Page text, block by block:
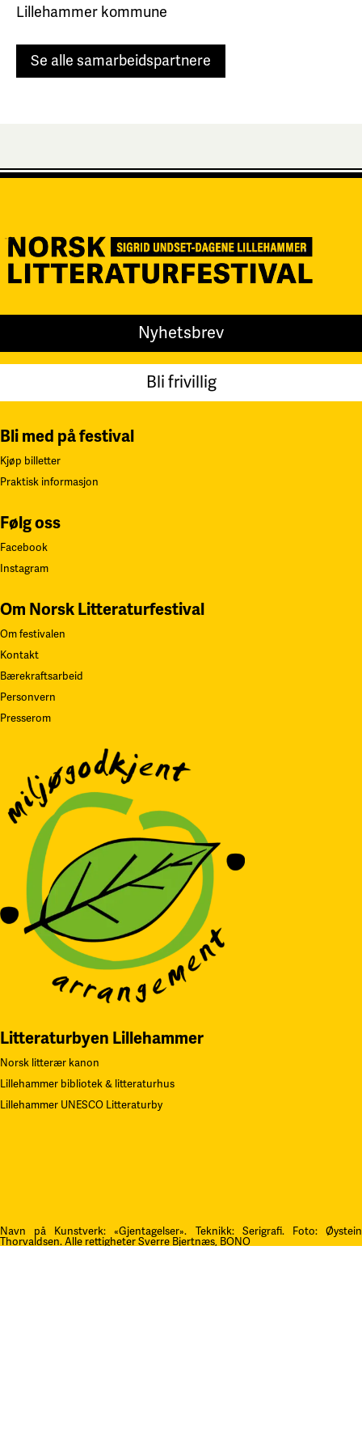
Lillehammer kommune
Se alle samarbeidspartnere
Nyhetsbrev
Bli frivillig
Bli med på festival
Kjøp billetter
Praktisk informasjon
Følg oss
Facebook
Instagram
Om Norsk Litteraturfestival
Om festivalen
Kontakt
Bærekraftsarbeid
Personvern
Presserom
Litteraturbyen Lillehammer
Norsk litterær kanon
Lillehammer bibliotek & litteraturhus
Lillehammer UNESCO Litteraturby
Navn på Kunstverk: «Gjentagelser». Teknikk: Serigrafi. Foto: Øystein
Thorvaldsen. Alle rettigheter Sverre Bjertnæs, BONO